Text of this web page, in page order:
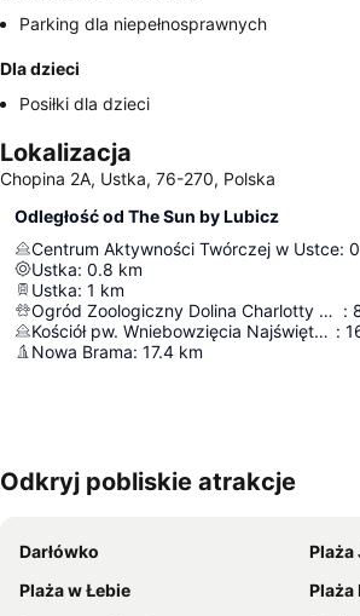
Parking dla niepełnosprawnych
Dla dzieci
Posiłki dla dzieci
Lokalizacja
Chopina 2A, Ustka, 76-270, Polska
Odległość od The Sun by Lubicz
Centrum Aktywności Twórczej w Ustce:
Ustka: 0.8 km
Ustka: 1 km
Ogród Zoologiczny Dolina Charlotty w Strzelinku :
Kościół pw. Wniebowzięcia Najświętszej Maryi Panny :
Nowa Brama: 17.4 km
Odkryj pobliskie atrakcje
Darłówko Plaża
Plaża w Łebie
Plaża